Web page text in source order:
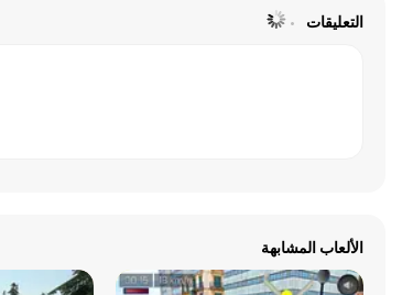
التعليقات
الألعاب المشابهة